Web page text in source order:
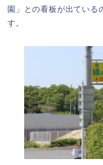
園」との看板が出ている
す。